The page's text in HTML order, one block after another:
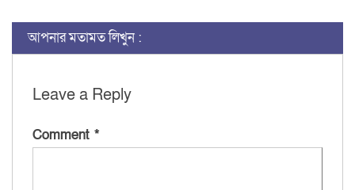
আপনার মতামত লিখুন :
Leave a Reply
Comment *